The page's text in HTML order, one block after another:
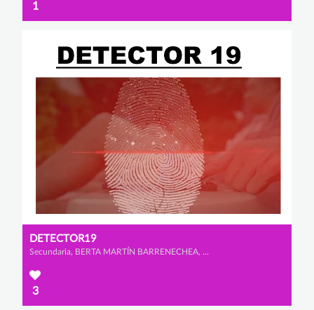
1
DETECTOR19
Secundaria, BERTA MARTÍN BARRENECHEA, CELIA FLORIANO VELASCO y LUCÍA GONZÁLEZ RAMOS
3